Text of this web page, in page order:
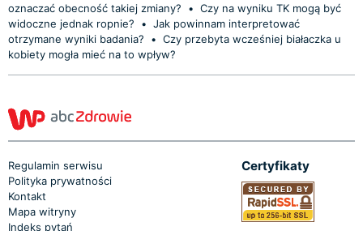
oznaczać obecność takiej zmiany?
• Czy na wyniku TK mogą być
widoczne jednak ropnie?
• Jak powinnam interpretować
otrzymane wyniki badania?
• Czy przebyta wcześniej białaczka u
kobiety mogła mieć na to wpływ?
Regulamin serwisu
Polityka prywatności
Kontakt
Mapa witryny
Indeks pytań
Certyfikaty